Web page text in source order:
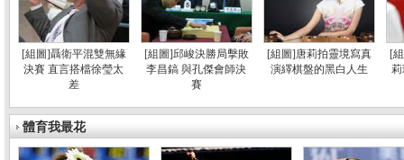
[組圖]聶衛平混雙無緣
決賽 直言搭檔徐瑩太
差
[組圖]邱峻決勝局擊敗
李昌鎬 與孔傑會師決
賽
[組圖]唐莉拍靈境寫真
演繹棋盤的黑白人生
[
體育我最花